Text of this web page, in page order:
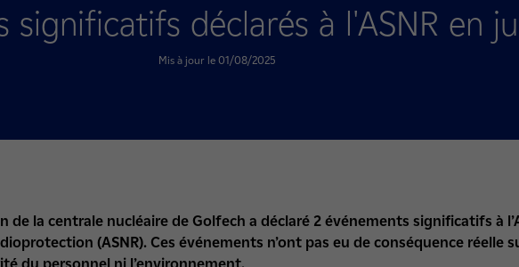
significatifs déclarés à l'ASNR en
Mis à jour le 01/08/2025
de la centrale nucléaire de Golfech a déclaré 2 événements significatifs à
(ASNR). Ces événements n’ont pas eu de conséquence réelle